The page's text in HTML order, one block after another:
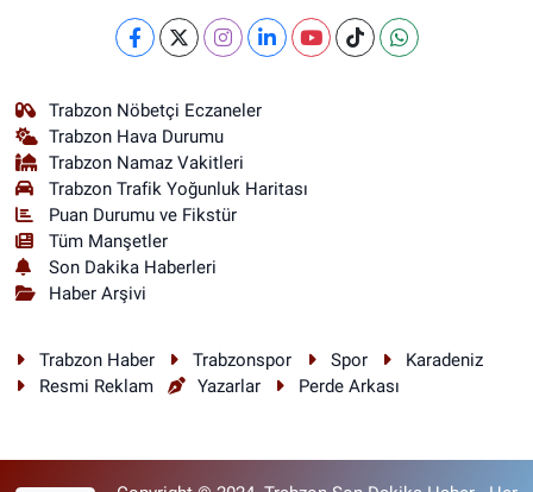
Trabzon Nöbetçi Eczaneler
Trabzon Hava Durumu
Trabzon Namaz Vakitleri
Trabzon Trafik Yoğunluk Haritası
Puan Durumu ve Fikstür
Tüm Manşetler
Son Dakika Haberleri
Haber Arşivi
Trabzon Haber Trabzonspor Spor
Karadeniz
Resmi Reklam
Yazarlar Perde Arkası